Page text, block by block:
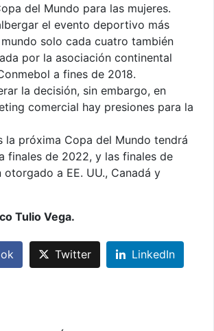
del Mundo para las mujeres.
el evento deportivo más
solo cada cuatro también
por la asociación continental
a fines de 2018.
la decisión, sin embargo, en
comercial hay presiones para la
la próxima Copa del Mundo tendrá
finales de 2022, y las finales de
otorgado a EE. UU., Canadá y
Tulio Vega.
Twitter LinkedIn